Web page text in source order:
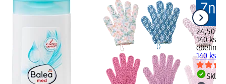
24,50 Kč
140 ks
ebelin
140 ks